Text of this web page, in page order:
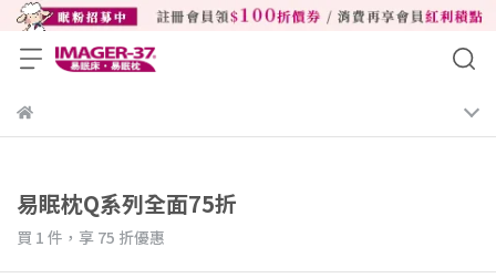
易眠枕Q系列全面75折
買 1 件， 享 75 折優惠